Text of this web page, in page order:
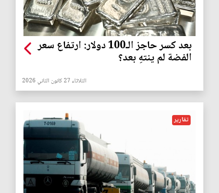
بعد كسر حاجز الـ100 دولار: ارتفاع سعر
الفضة لم ينتهِ بعد؟
الثلاثاء 27 كانون الثاني 2026
تقارير